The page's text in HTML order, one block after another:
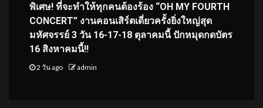
พิเศษ! ที่จะทำให้ทุกคนต้องร้อง “OH MY FOURTH
CONCERT” งานคอนเสิร์ตเดี่ยวครั้งยิ่งใหญ่สุด
มหัศจรรย์ 3 วัน 16-17-18 ตุลาคมนี้ ปักหมุดกดบัตร
16 สิงหาคมนี้!!
2 วัน ago admin